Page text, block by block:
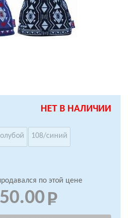
НЕТ В НАЛИЧИИ
108/синий
по этой цене